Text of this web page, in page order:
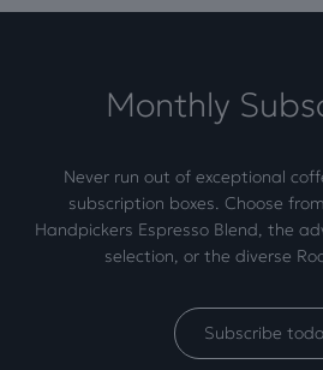
Monthly
Never run out of exceptional
subscription boxes. Choose
Handpickers Espresso Blend, the
selection, or the diverse
Subscribe